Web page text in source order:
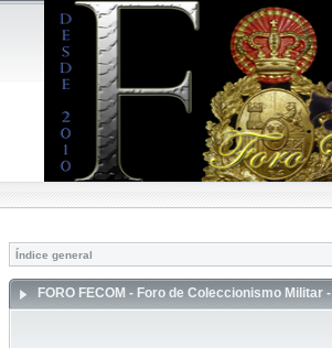
Índice general
FORO FECOM - Foro de Coleccionismo Militar